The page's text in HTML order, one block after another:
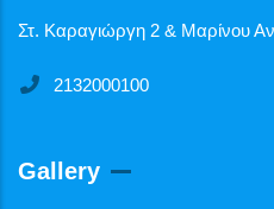
Στ. Καραγιώργη 2 & Μαρίνου
2132000100
Gallery